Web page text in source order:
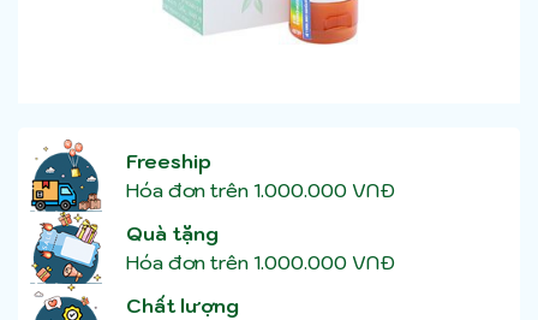
Freeship
Hóa đơn trên 1.000.000 VNĐ
Quà tặng
Hóa đơn trên 1.000.000 VNĐ
Chất lượng